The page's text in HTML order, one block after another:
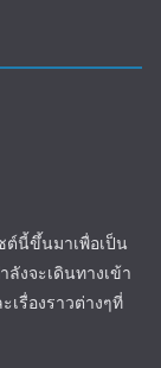
ต์นี้ขึ้นมาเพื่อเป็น
งจะเดินทางเข้า
เรื่องราวต่างๆที่